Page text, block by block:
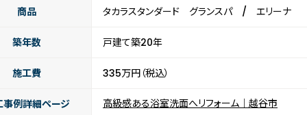
商品 タカラスタンダード グランスパ / エリーナ
築年数 戸建て築20年
施工費 335万円（税込）
事例詳細ページ 高級感ある浴室洗面へリフォーム｜越谷市